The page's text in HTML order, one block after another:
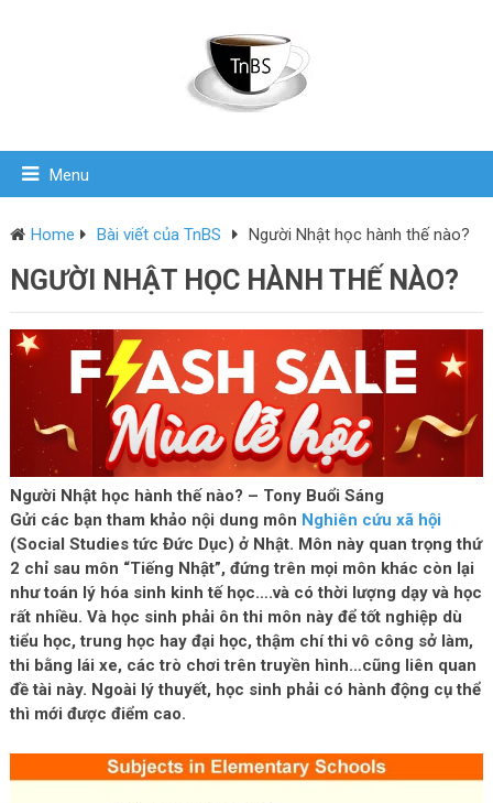
Menu
Home Bài viết của TnBS Người Nhật học hành thế nào?
NGƯỜI NHẬT HỌC HÀNH THẾ NÀO?
Người Nhật học hành thế nào? – Tony Buổi Sáng
Gửi các bạn tham khảo nội dung môn Nghiên cứu xã hội
(Social Studies tức Đức Dục) ở Nhật. Môn này quan trọng thứ
2 chỉ sau môn “Tiếng Nhật”, đứng trên mọi môn khác còn lại
như toán lý hóa sinh kinh tế học….và có thời lượng dạy và học
rất nhiều. Và học sinh phải ôn thi môn này để tốt nghiệp dù
tiểu học, trung học hay đại học, thậm chí thi vô công sở làm,
thi bằng lái xe, các trò chơi trên truyền hình…cũng liên quan
đề tài này. Ngoài lý thuyết, học sinh phải có hành động cụ thể
thì mới được điểm cao.